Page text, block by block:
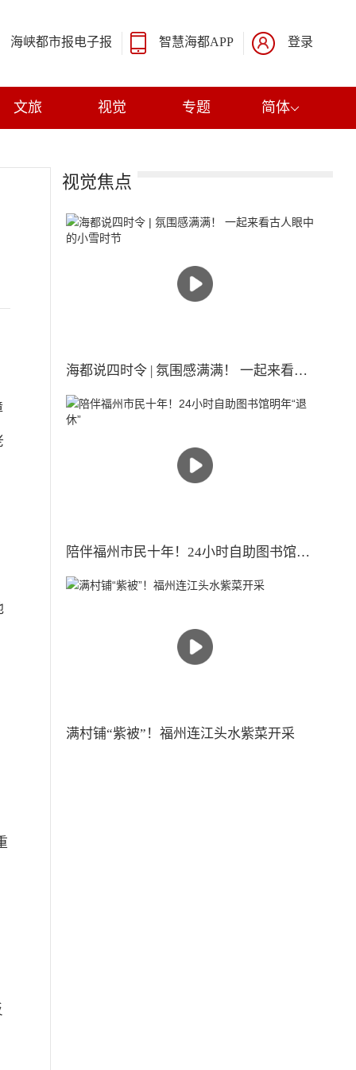
海峡都市报电子报 智慧海都APP 登录
文旅 视觉 专题 简体
视觉焦点
海都说四时令 | 氛围感满满！ 一起来看古人眼中的小雪时节
陪伴福州市民十年！24小时自助图书馆明年“退休”
满村铺“紫被”！福州连江头水紫菜开采